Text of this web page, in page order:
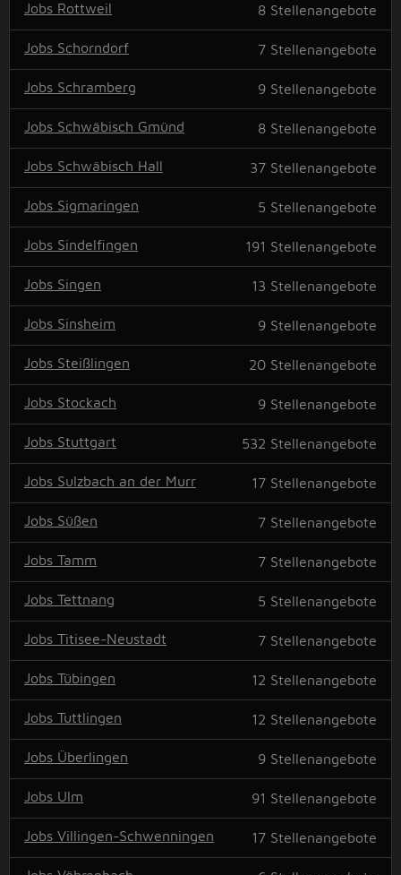
Jobs Rottweil 8 Stellenangebote
Jobs Schorndorf 7 Stellenangebote
Jobs Schramberg 9 Stellenangebote
Jobs Schwäbisch Gmünd 8 Stellenangebote
Jobs Schwäbisch Hall 37 Stellenangebote
Jobs Sigmaringen 5 Stellenangebote
Jobs Sindelfingen 191 Stellenangebote
Jobs Singen 13 Stellenangebote
Jobs Sinsheim 9 Stellenangebote
Jobs Steißlingen 20 Stellenangebote
Jobs Stockach 9 Stellenangebote
Jobs Stuttgart 532 Stellenangebote
Jobs Sulzbach an der Murr 17 Stellenangebote
Jobs Süßen 7 Stellenangebote
Jobs Tamm 7 Stellenangebote
Jobs Tettnang 5 Stellenangebote
Jobs Titisee-Neustadt 7 Stellenangebote
Jobs Tübingen 12 Stellenangebote
Jobs Tuttlingen 12 Stellenangebote
Jobs Überlingen 9 Stellenangebote
Jobs Ulm 91 Stellenangebote
Jobs Villingen-Schwenningen 17 Stellenangebote